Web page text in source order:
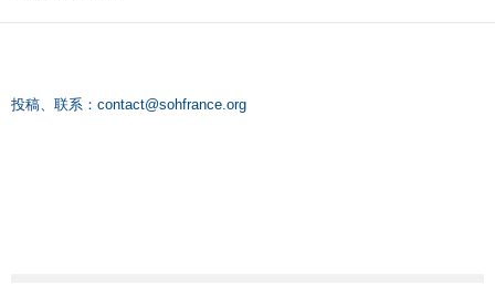
投稿、联系： contact@sohfrance.org